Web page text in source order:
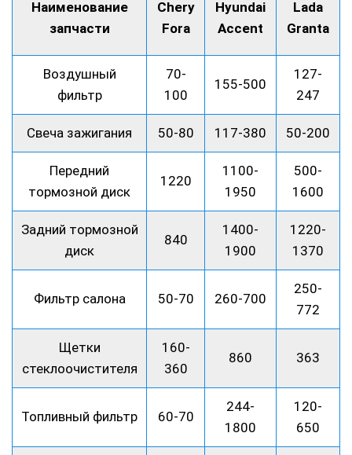
Наименование
запчасти
Chery
Fora
Hyundai
Accent
Lada
Granta
Воздушный
фильтр
70-
100
155-500
127-
247
Свеча зажигания 50-80 117-380 50-200
Передний
тормозной диск
1220
1100-
1950
500-
1600
Задний тормозной
диск
840
1400-
1900
1220-
1370
Фильтр салона 50-70 260-700
250-
772
Щетки
стеклоочистителя
160-
360
860 363
Топливный фильтр 60-70
244-
1800
120-
650